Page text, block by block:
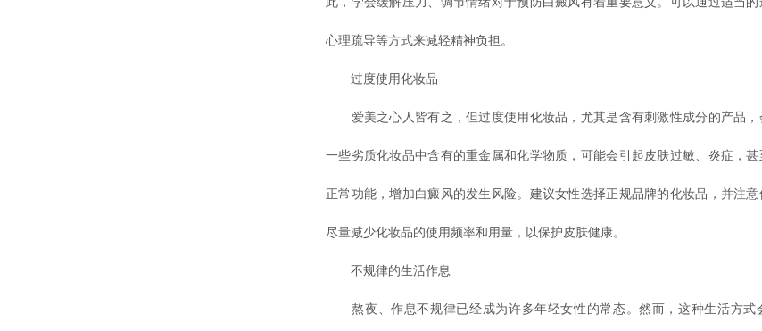
心理疏导等方式来减轻精神负担。
过度使用化妆品
爱美之心人皆有之，但过度使用化妆品，尤其是含有刺激性成分的产品，
一些劣质化妆品中含有的重金属和化学物质，可能会引起皮肤过敏、炎症，
正常功能，增加白癜风的发生风险。建议女性选择正规品牌的化妆品，并注意
尽量减少化妆品的使用频率和用量，以保护皮肤健康。
不规律的生活作息
熬夜、作息不规律已经成为许多年轻女性的常态。然而，这种生活方式